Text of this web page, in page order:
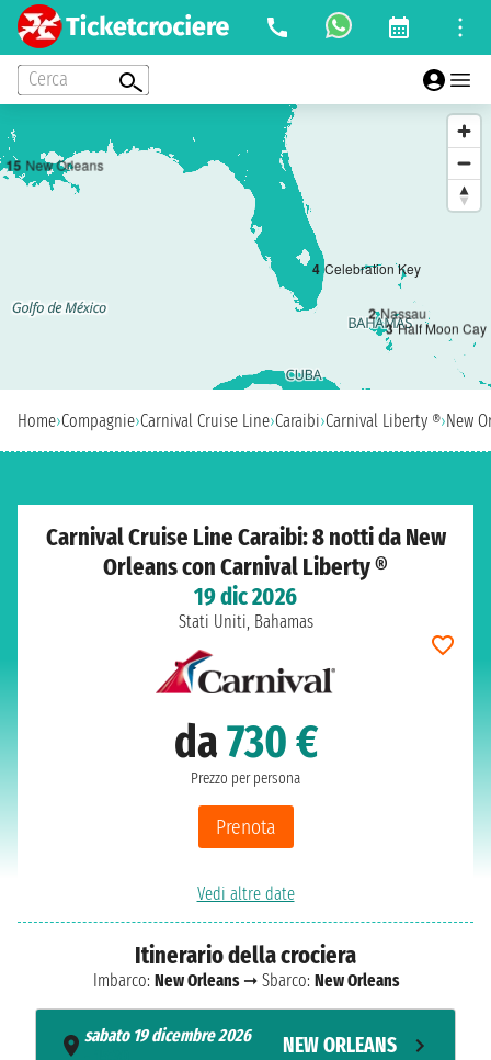
Cerca
15 New Orleans
2 Nassau
3 Half Moon Cay
4 Celebration Key
Home›Compagnie›Carnival Cruise Line›Caraibi›Carnival Liberty ®›New
Carnival Cruise Line Caraibi: 8 notti da New
Orleans con Carnival Liberty ®
19 dic 2026
Stati Uniti, Bahamas
da730 €
Prezzo per persona
Prenota
Vedi altre date
Itinerario della crociera
Imbarco: New Orleans➞ Sbarco: New Orleans
sabato 19 dicembre 2026
NEW ORLEANS